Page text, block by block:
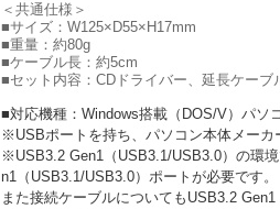
＜共通仕様＞
■サイズ：W125×D55×H17mm
■重量：約80g
■ケーブル長：約5cm
■セット内容：CDドライバー、延長ケー
■対応機種：Windows搭載（DOS/V）パソ
※USBポートを持ち、パソコン本体メーカ
※USB3.2 Gen1（USB3.1/USB3.0）の環
n1（USB3.1/USB3.0）ポートが必要です。
また接続ケーブルについてもUSB3.2